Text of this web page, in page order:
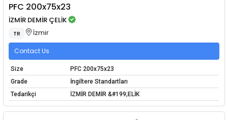
PFC 200x75x23
İZMİR DEMİR ÇELİK
TR İzmir
Contact Us
Size
PFC 200x75x23
Grade
İngiltere Standartları
Tedarikçi
İZMİR DEMİR &#199;ELİK